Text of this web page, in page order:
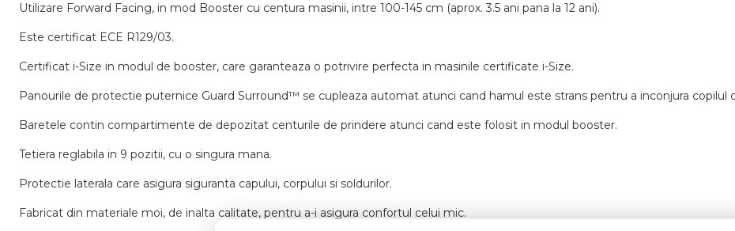
Utilizare Forward Facing, in mod Booster cu centura masinii, intre 100-145 cm (aprox. 3.5 ani pana la 12 ani).
Este certificat ECE R129/03.
Certificat i-Size in modul de booster, care garanteaza o potrivire perfecta in masinile certificate i-Size.
Panourile de protectie puternice Guard Surround™ se cupleaza automat atunci cand hamul este strans pentru a inconjura copilul
Baretele contin compartimente de depozitat centurile de prindere atunci cand este folosit in modul booster.
Tetiera reglabila in 9 pozitii, cu o singura mana.
Protectie laterala care asigura siguranta capului, corpului si soldurilor.
Fabricat din materiale moi, de inalta calitate, pentru a-i asigura confortul celui mic.